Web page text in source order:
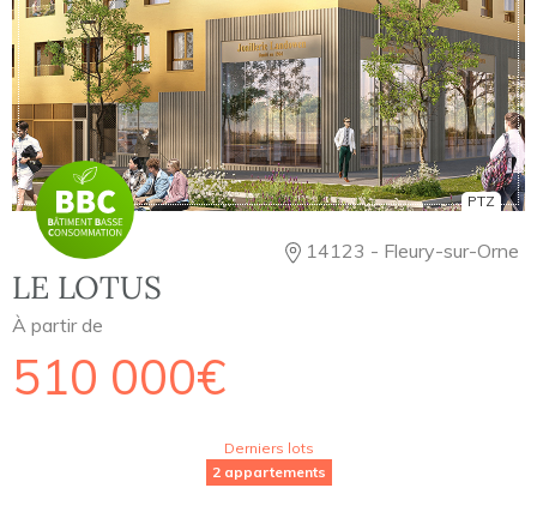
PTZ
14123 - Fleury-sur-Orne
LE LOTUS
À partir de
510 000€
Derniers lots
2 appartements